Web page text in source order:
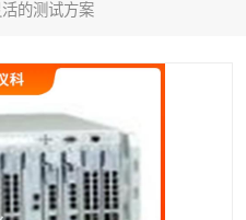
活的测试方案
思博伦Spirent C1
思博伦Spirent N4U
思博伦Spirent SPT-2U
思博伦SPT-2000A-HS